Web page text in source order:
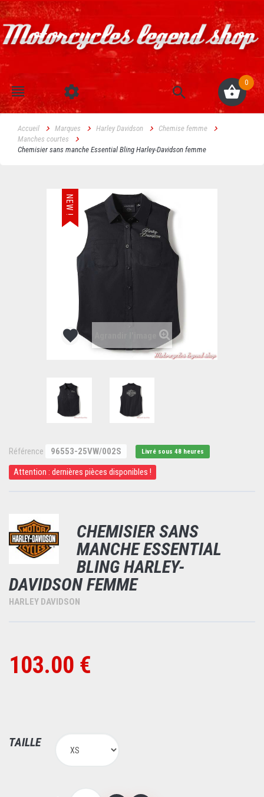
0
Accueil Marques Harley Davidson
Chemise femme
Manches courtes
Chemisier sans manche Essential Bling Harley-Davidson femme
NEW !
Référence 96553-25VW/002S Livré sous 48 heures
Attention : dernières pièces disponibles !
CHEMISIER SANS
MANCHE ESSENTIAL
BLING HARLEY-
DAVIDSON FEMME
HARLEY DAVIDSON
103.00 €
TAILLE